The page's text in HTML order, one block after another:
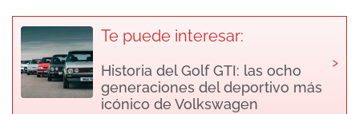
Te puede interesar:
Historia del Golf GTI: las ocho
generaciones del deportivo más
icónico de Volkswagen
›